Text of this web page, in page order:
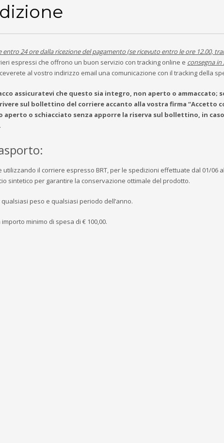
entro 24 ore dalla ricezione del pagamento (se ricevuto entro le ore 12.00,
espressi che offrono un buon servizio con tracking online e consegna in
al vostro indirizzo email una comunicazione con il tracking della
assicuratevi che questo sia integro, non aperto o ammaccato;
sul bollettino del corriere accanto alla vostra firma “Accetto
o schiacciato senza apporre la riserva sul bollettino, in
il corriere espresso BRT, per le spedizioni effettuate dal 01/06
sintetico per garantire la conservazione ottimale del prodotto.
peso e qualsiasi periodo dell’anno.
minimo di spesa di € 100,00.